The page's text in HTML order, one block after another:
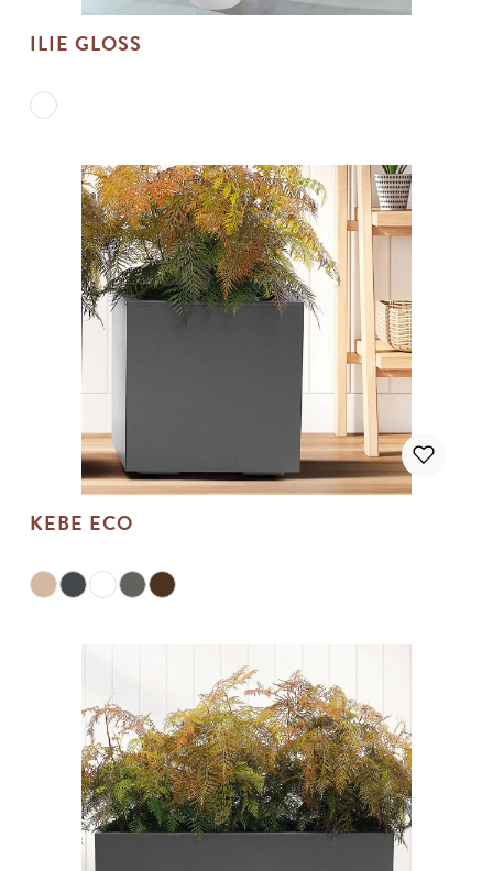
ILIE GLOSS
KEBE ECO